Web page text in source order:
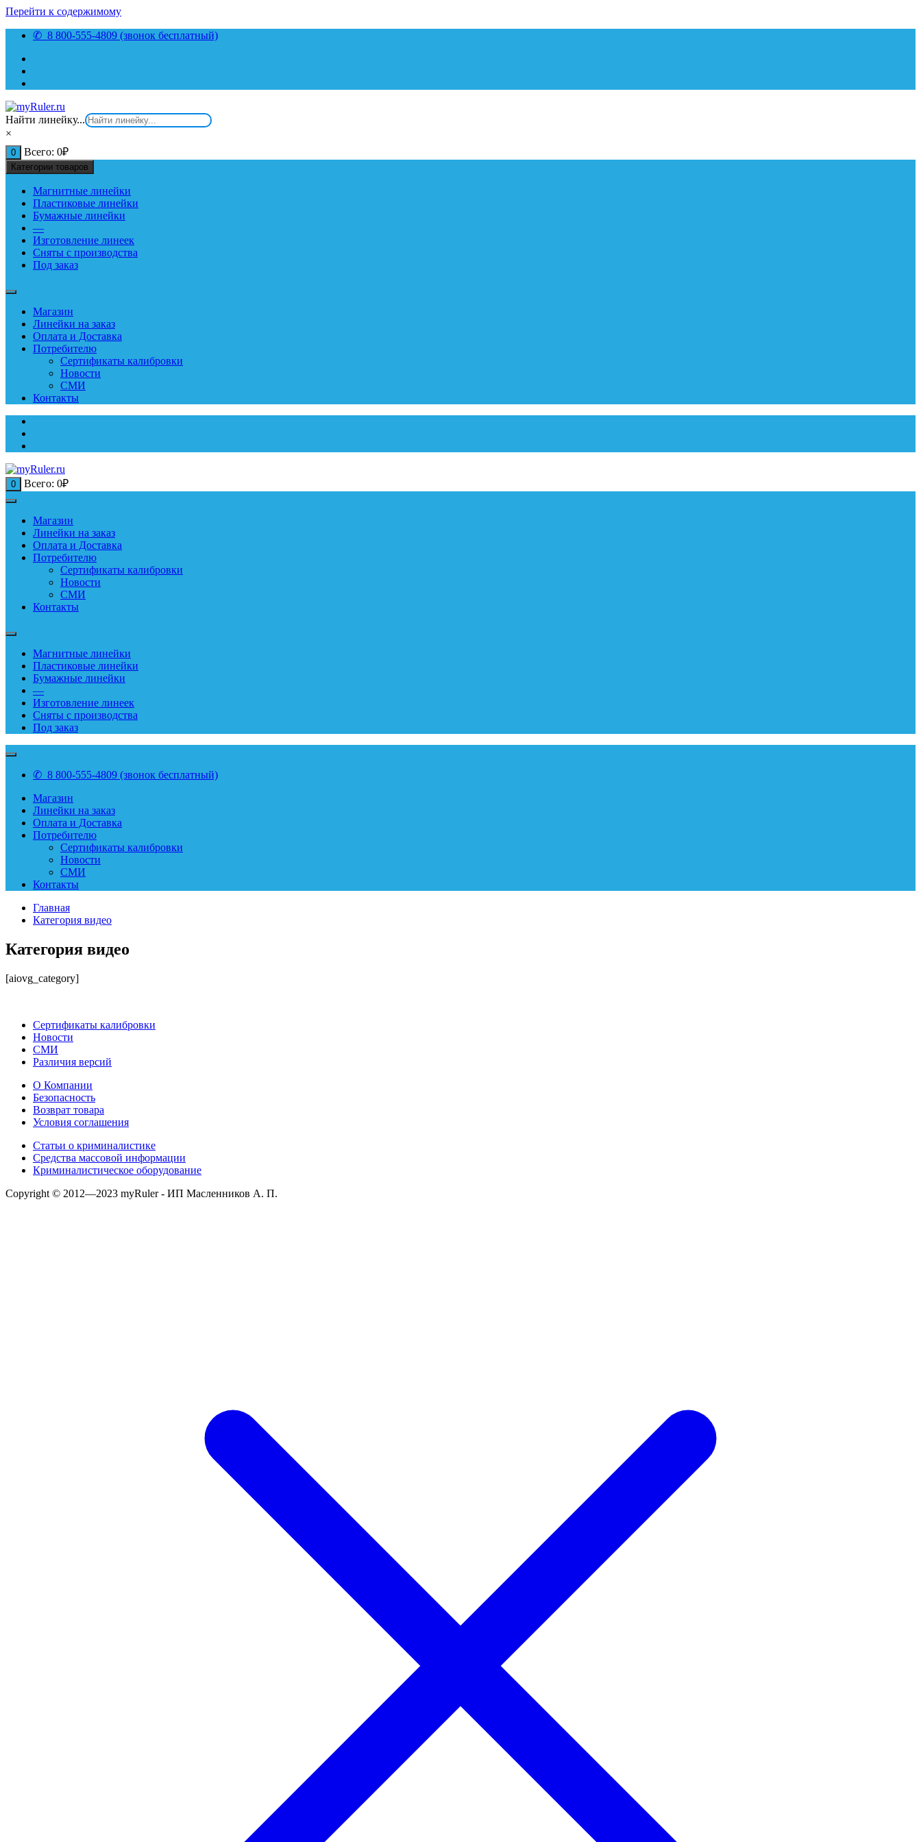
Перейти к содержимому
✆ 8 800-555-4809 (звонок бесплатный)
Найти линейку...
×
0 Всего: 0₽
Категории товаров
Магнитные линейки
Пластиковые линейки
Бумажные линейки
—
Изготовление линеек
Сняты с производства
Под заказ
Магазин
Линейки на заказ
Оплата и Доставка
Потребителю
Сертификаты калибровки
Новости
СМИ
Контакты
0 Всего: 0₽
Магазин
Линейки на заказ
Оплата и Доставка
Потребителю
Сертификаты калибровки
Новости
СМИ
Контакты
Магнитные линейки
Пластиковые линейки
Бумажные линейки
—
Изготовление линеек
Сняты с производства
Под заказ
✆ 8 800-555-4809 (звонок бесплатный)
Магазин
Линейки на заказ
Оплата и Доставка
Потребителю
Сертификаты калибровки
Новости
СМИ
Контакты
Главная
Категория видео
Категория видео
[aiovg_category]
Сертификаты калибровки
Новости
СМИ
Различия версий
О Компании
Безопасность
Возврат товара
Условия соглашения
Статьи о криминалистике
Средства массовой информации
Криминалистическое оборудование
Copyright © 2012—2023 myRuler - ИП Масленников А. П.